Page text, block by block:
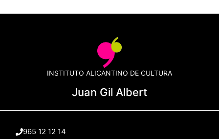
INSTITUTO ALICANTINO DE CULTURA
Juan Gil Albert
965 12 12 14